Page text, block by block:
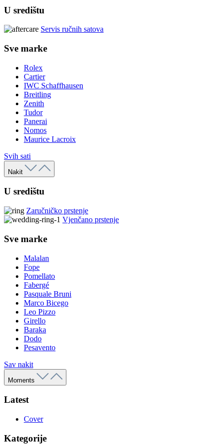
U središtu
Servis ručnih satova
Sve marke
Rolex
Cartier
IWC Schaffhausen
Breitling
Zenith
Tudor
Panerai
Nomos
Maurice Lacroix
Svih sati
Nakit
U središtu
Zaručničko prstenje
Vjenčano prstenje
Sve marke
Malalan
Fope
Pomellato
Fabergé
Pasquale Bruni
Marco Bicego
Leo Pizzo
Girello
Baraka
Dodo
Pesavento
Sav nakit
Moments
Latest
Cover
Kategorije